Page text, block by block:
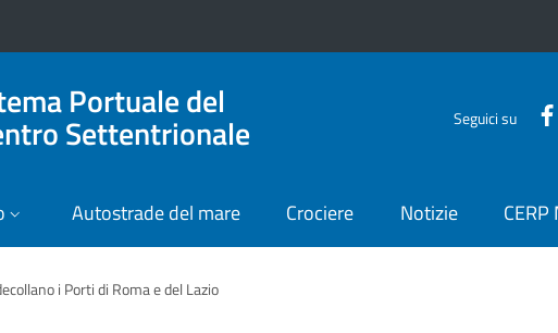
Portuale del
Settentrionale Seguici su
Autostrade del mare Crociere Notizie CERP
i Porti di Roma e del Lazio